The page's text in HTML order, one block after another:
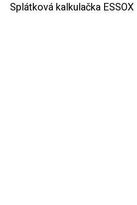
Splátková kalkulačka ESSOX